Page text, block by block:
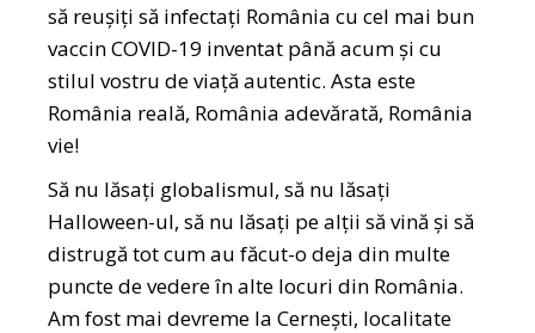
să reușiți să infectați România cu cel mai bun
vaccin COVID-19 inventat până acum și cu
stilul vostru de viață autentic. Asta este
România reală, România adevărată, România
vie!
Să nu lăsați globalismul, să nu lăsați
Halloween-ul, să nu lăsați pe alții să vină și să
distrugă tot cum au făcut-o deja din multe
puncte de vedere în alte locuri din România.
Am fost mai devreme la Cernești, localitate